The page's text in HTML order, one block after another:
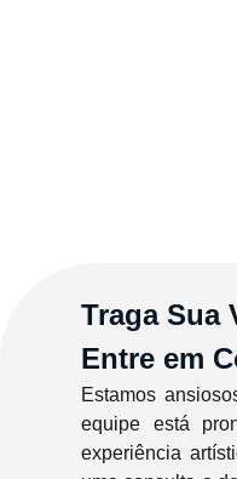
Traga Sua
Entre em
Estamos
equipe está
experiência